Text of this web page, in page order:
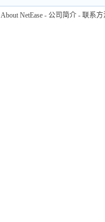
About NetEase - 公司简介 - 联系方